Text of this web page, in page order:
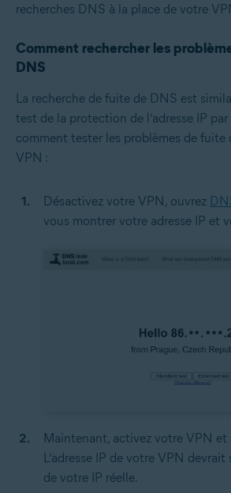
recherches DNS à la place de votre
Comment rechercher les
DNS
La recherche de fuite de DNS est
test de la protection de l’adresse IP
comment tester les problèmes de fuite
VPN :
Désactivez votre VPN, ouvrez
vous montrer votre adresse IP et
Maintenant, activez votre VPN et
L’adresse IP de votre VPN devrait
de votre IP réelle.